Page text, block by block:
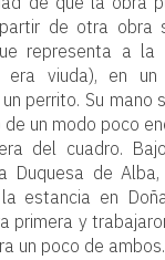
de otra obra
representa a la
viuda), en un
perrito. Su mano
un modo poco
del cuadro.
Duquesa de
la estancia en
primera y
un poco de ambos.